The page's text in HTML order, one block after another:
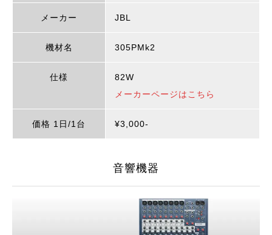
メーカー JBL
機材名 305PMk2
仕様
82W
メーカーページはこちら
価格 1日/1台 ¥3,000‐
音響機器